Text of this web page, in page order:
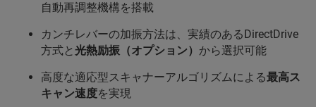
自動再調整機構を搭載
カンチレバーの加振方法は、実績のあるDirectDrive
方式と 光熱励振（オプション） から選択可能
高度な適応型スキャナーアルゴリズムによる最高ス
キャン速度を実現